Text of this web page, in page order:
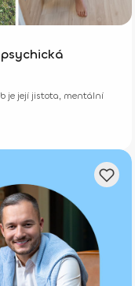
je její jistota, mentální